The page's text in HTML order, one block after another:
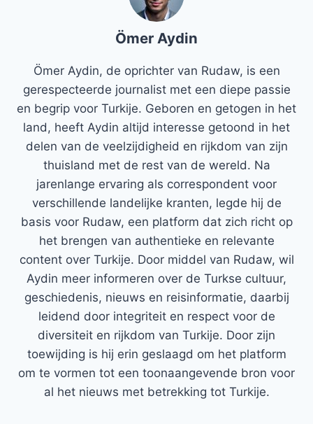
Ömer Aydin
Ömer Aydin, de oprichter van Rudaw, is een
gerespecteerde journalist met een diepe passie
en begrip voor Turkije. Geboren en getogen in het
land, heeft Aydin altijd interesse getoond in het
delen van de veelzijdigheid en rijkdom van zijn
thuisland met de rest van de wereld. Na
jarenlange ervaring als correspondent voor
verschillende landelijke kranten, legde hij de
basis voor Rudaw, een platform dat zich richt op
het brengen van authentieke en relevante
content over Turkije. Door middel van Rudaw, wil
Aydin meer informeren over de Turkse cultuur,
geschiedenis, nieuws en reisinformatie, daarbij
leidend door integriteit en respect voor de
diversiteit en rijkdom van Turkije. Door zijn
toewijding is hij erin geslaagd om het platform
om te vormen tot een toonaangevende bron voor
al het nieuws met betrekking tot Turkije.